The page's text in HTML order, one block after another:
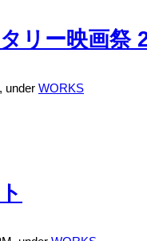
リー映画祭
under WORKS